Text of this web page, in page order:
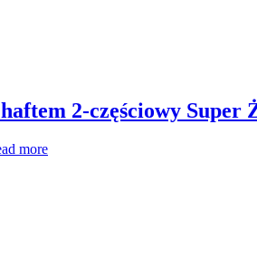
2-częściowy Super
more